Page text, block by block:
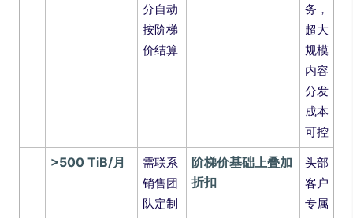
分自动
按阶梯
价结算
务，
超大
规模
内容
分发
成本
可控
>500 TiB/月
需联系
销售团
队定制
阶梯价基础上叠加
折扣
头部
客户
专属